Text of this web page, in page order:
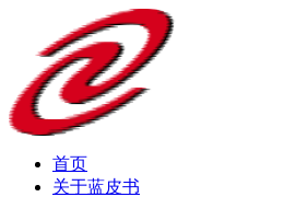
首页
关于蓝皮书